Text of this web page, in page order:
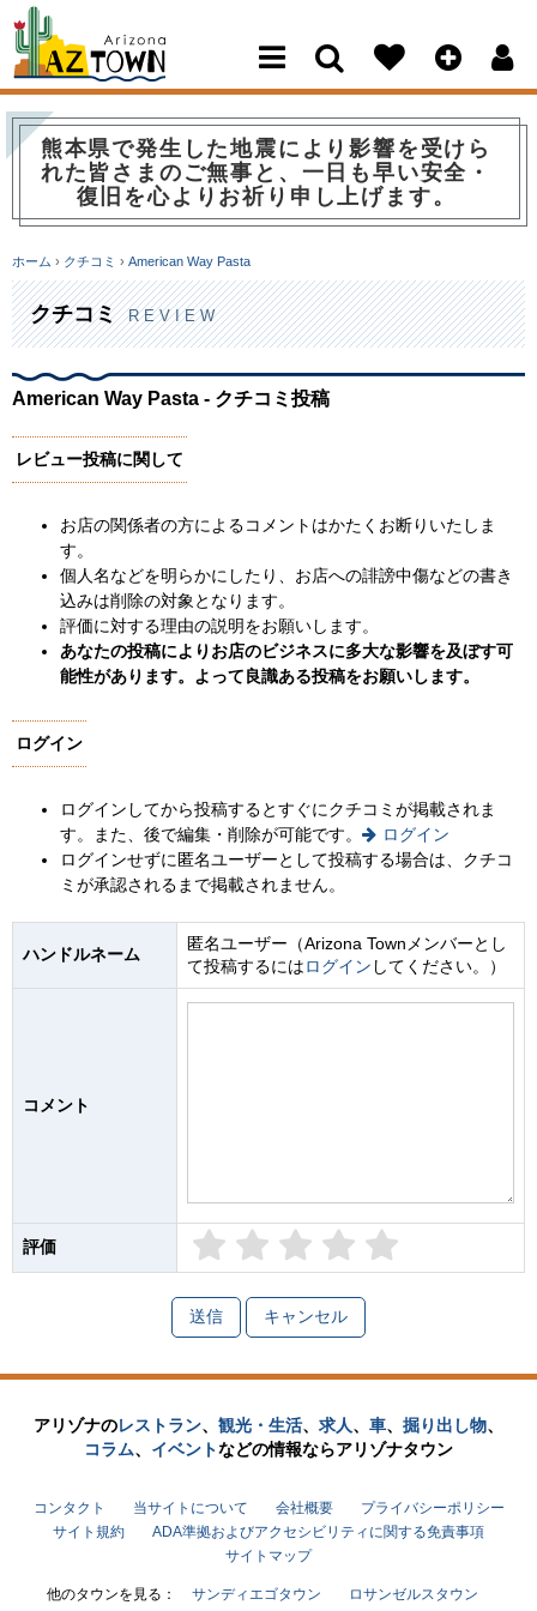
熊本県で発生した地震により影響を受けら
れた皆さまのご無事と、一日も早い安全・
復旧を心よりお祈り申し上げます。
ホーム › クチコミ › American Way Pasta
クチコミ REVIEW
American Way Pasta - クチコミ投稿
レビュー投稿に関して
お店の関係者の方によるコメントはかたくお断りいたしま
す。
個人名などを明らかにしたり、お店への誹謗中傷などの書き
込みは削除の対象となります。
評価に対する理由の説明をお願いします。
あなたの投稿によりお店のビジネスに多大な影響を及ぼす可
能性があります。よって良識ある投稿をお願いします。
ログイン
ログインしてから投稿するとすぐにクチコミが掲載されま
す。また、後で編集・削除が可能です。
ログイン
ログインせずに匿名ユーザーとして投稿する場合は、クチコ
ミが承認されるまで掲載されません。
ハンドルネーム
匿名ユーザー（Arizona Townメンバーとし
て投稿するにはログイン してください。）
コメント
評価 4
3
2
1
アリゾナのレストラン、 観光・生活、 求人、 車、 掘り出し物、
コラム、 イベントなどの情報ならアリゾナタウン
コンタクト 当サイトについて 会社概要
プライバシーポリシー
サイト規約
ADA準拠およびアクセシビリティに関する免責事項
サイトマップ
他のタウンを見る： サンディエゴタウン ロサンゼルスタウン